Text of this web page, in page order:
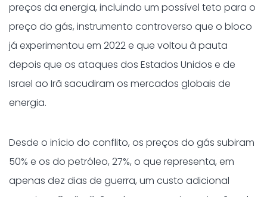
preços da energia, incluindo um possível teto para o
preço do gás, instrumento controverso que o bloco
já experimentou em 2022 e que voltou à pauta
depois que os ataques dos Estados Unidos e de
Israel ao Irã sacudiram os mercados globais de
energia.
Desde o início do conflito, os preços do gás subiram
50% e os do petróleo, 27%, o que representa, em
apenas dez dias de guerra, um custo adicional